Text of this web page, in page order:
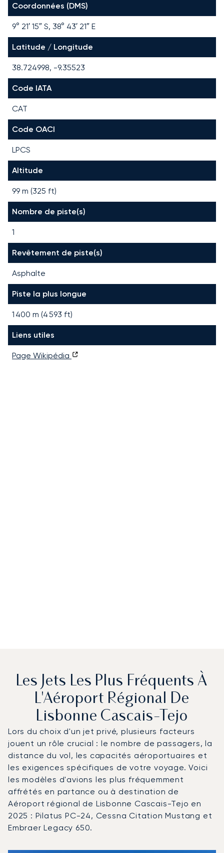
Coordonnées (DMS)
9° 21′ 15″ S, 38° 43′ 21″ E
Latitude / Longitude
38.724998, -9.35523
Code IATA
CAT
Code OACI
LPCS
Altitude
99 m (325 ft)
Nombre de piste(s)
1
Revêtement de piste(s)
Asphalte
Piste la plus longue
1 400 m (4 593 ft)
Liens utiles
Page Wikipédia
Les Jets Les Plus Fréquents À
L'Aéroport Régional De
Lisbonne Cascais-Tejo
Lors du choix d'un jet privé, plusieurs facteurs
jouent un rôle crucial : le nombre de passagers, la
distance du vol, les capacités aéroportuaires et
les exigences spécifiques de votre voyage. Voici
les modèles d'avions les plus fréquemment
affrétés en partance ou à destination de
Aéroport régional de Lisbonne Cascais-Tejo en
2025 : Pilatus PC-24, Cessna Citation Mustang et
Embraer Legacy 650.